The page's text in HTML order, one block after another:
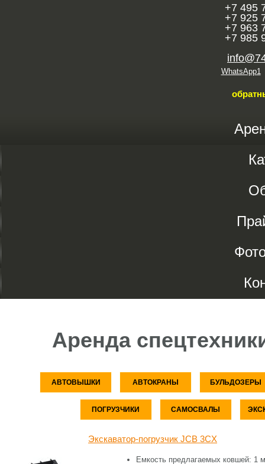
+7 495
+7 925
+7 963
+7 985
WhatsApp1
Аренда
АВТОВЫШКИ АВТОКРАНЫ БУЛЬДОЗЕРЫ
ПОГРУЗЧИКИ САМОСВАЛЫ
Экскаватор-погрузчик JCB 3CX
Емкость предлагаемых ковшей: 1